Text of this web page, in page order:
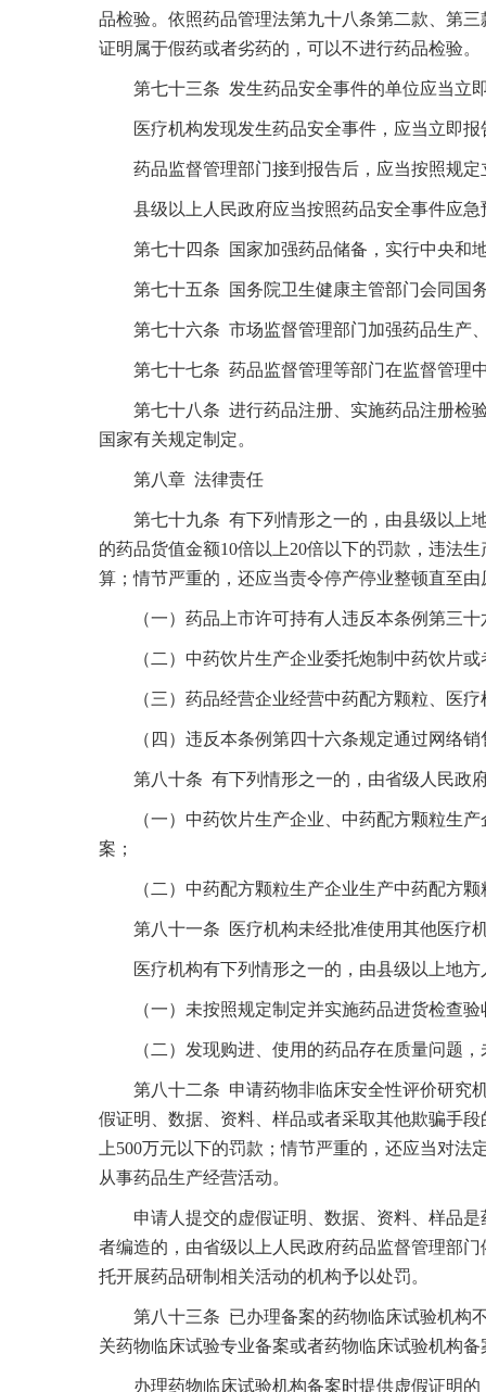
品检验。依照药品管理法第九十八条第二款、第
证明属于假药或者劣药的，可以不进行药品检验。
第七十三条 发生药品安全事件的单位应当立即
医疗机构发现发生药品安全事件，应当立即报
药品监督管理部门接到报告后，应当按照规定
县级以上人民政府应当按照药品安全事件应急
第七十四条 国家加强药品储备，实行中央和地
第七十五条 国务院卫生健康主管部门会同国务
第七十六条 市场监督管理部门加强药品生产、
第七十七条 药品监督管理等部门在监督管理中
第七十八条 进行药品注册、实施药品注册检验
国家有关规定制定。
第八章 法律责任
第七十九条 有下列情形之一的，由县级以上地
的药品货值金额10倍以上20倍以下的罚款，违法
算；情节严重的，还应当责令停产停业整顿直至
（一）药品上市许可持有人违反本条例第三十
（二）中药饮片生产企业委托炮制中药饮片或
（三）药品经营企业经营中药配方颗粒、医疗
（四）违反本条例第四十六条规定通过网络销
第八十条 有下列情形之一的，由省级人民政府
（一）中药饮片生产企业、中药配方颗粒生产
案；
（二）中药配方颗粒生产企业生产中药配方颗
第八十一条 医疗机构未经批准使用其他医疗机
医疗机构有下列情形之一的，由县级以上地方
（一）未按照规定制定并实施药品进货检查验
（二）发现购进、使用的药品存在质量问题，
第八十二条 申请药物非临床安全性评价研究机
假证明、数据、资料、样品或者采取其他欺骗手
上500万元以下的罚款；情节严重的，还应当对
从事药品生产经营活动。
申请人提交的虚假证明、数据、资料、样品是
者编造的，由省级以上人民政府药品监督管理部
托开展药品研制相关活动的机构予以处罚。
第八十三条 已办理备案的药物临床试验机构不
关药物临床试验专业备案或者药物临床试验机构
办理药物临床试验机构备案时提供虚假证明的